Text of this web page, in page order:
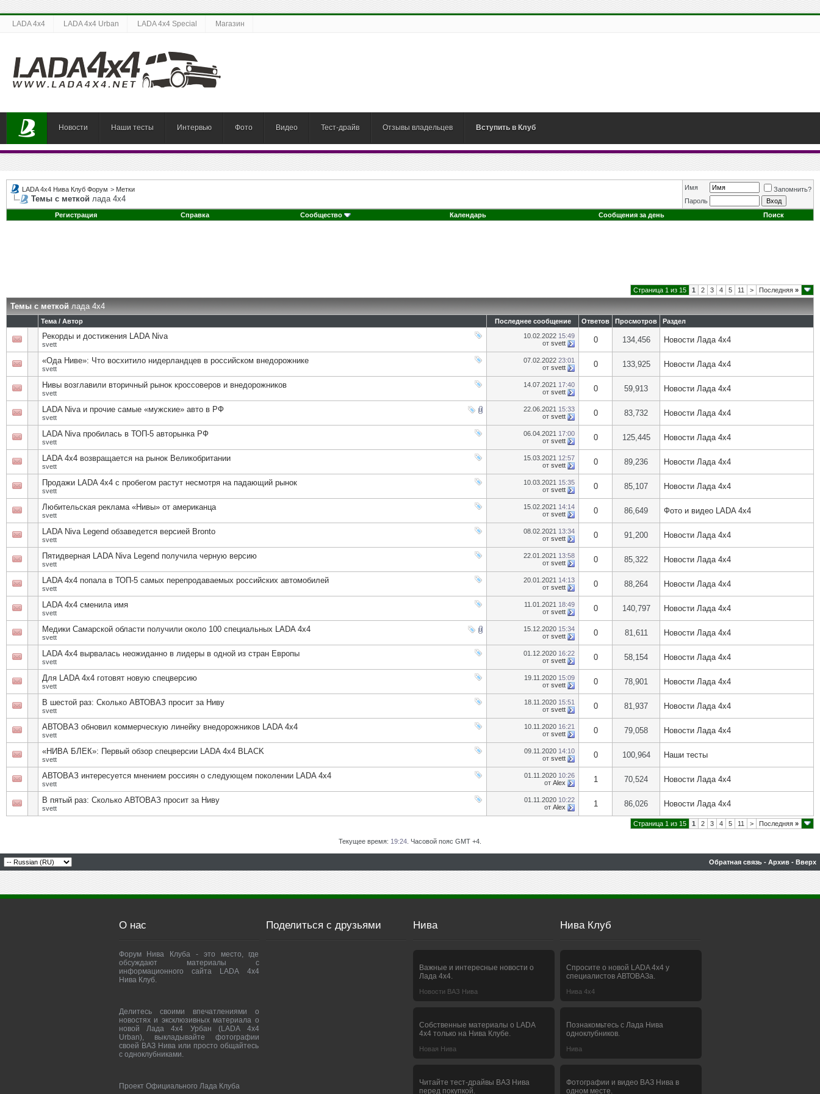
LADA 4x4 LADA 4x4 Urban LADA 4x4 Special Магазин
Новости Наши тесты Интервью Фото Видео Тест-драйв Отзывы владельцев Вступить в Клуб
LADA 4x4 Нива Клуб Форум > Метки
Темы с меткой лада 4х4
Имя
Запомнить?
Пароль
Регистрация
Справка Сообщество Календарь Сообщения за день Поиск
Страница 1 из 15 1 2 3 4 5 11 > Последняя »
Темы с меткойлада 4х4
Тема / Автор Последнее сообщение Ответов Просмотров Раздел
Рекорды и достижения LADA Niva
svett
10.02.2022 15:49
от svett 0 134,456 Новости Лада 4х4
«Ода Ниве»: Что восхитило нидерландцев в российском внедорожнике
svett
07.02.2022 23:01
от svett 0 133,925 Новости Лада 4х4
Нивы возглавили вторичный рынок кроссоверов и внедорожников
svett
14.07.2021 17:40
от svett 0 59,913 Новости Лада 4х4
LADA Niva и прочие самые «мужские» авто в РФ
svett
22.06.2021 15:33
от svett 0 83,732 Новости Лада 4х4
LADA Niva пробилась в ТОП-5 авторынка РФ
svett
06.04.2021 17:00
от svett 0 125,445 Новости Лада 4х4
LADA 4x4 возвращается на рынок Великобритании
svett
15.03.2021 12:57
от svett 0 89,236 Новости Лада 4х4
Продажи LADA 4х4 с пробегом растут несмотря на падающий рынок
svett
10.03.2021 15:35
от svett 0 85,107 Новости Лада 4х4
Любительская реклама «Нивы» от американца
svett
15.02.2021 14:14
от svett 0 86,649 Фото и видео LADA 4x4
LADA Niva Legend обзаведется версией Bronto
svett
08.02.2021 13:34
от svett 0 91,200 Новости Лада 4х4
Пятидверная LADA Niva Legend получила черную версию
svett
22.01.2021 13:58
от svett 0 85,322 Новости Лада 4х4
LADA 4х4 попала в ТОП-5 самых перепродаваемых российских автомобилей
svett
20.01.2021 14:13
от svett 0 88,264 Новости Лада 4х4
LADA 4x4 сменила имя
svett
11.01.2021 18:49
от svett 0 140,797 Новости Лада 4х4
Медики Самарской области получили около 100 специальных LADA 4х4
svett
15.12.2020 15:34
от svett 0 81,611 Новости Лада 4х4
LADA 4х4 вырвалась неожиданно в лидеры в одной из стран Европы
svett
01.12.2020 16:22
от svett 0 58,154 Новости Лада 4х4
Для LADA 4x4 готовят новую спецверсию
svett
19.11.2020 15:09
от svett 0 78,901 Новости Лада 4х4
В шестой раз: Сколько АВТОВАЗ просит за Ниву
svett
18.11.2020 15:51
от svett 0 81,937 Новости Лада 4х4
АВТОВАЗ обновил коммерческую линейку внедорожников LADA 4x4
svett
10.11.2020 16:21
от svett 0 79,058 Новости Лада 4х4
«НИВА БЛЕК»: Первый обзор спецверсии LADA 4х4 BLACK
svett
09.11.2020 14:10
от svett 0 100,964 Наши тесты
АВТОВАЗ интересуется мнением россиян о следующем поколении LADA 4х4
svett
01.11.2020 10:26
от Alex 1 70,524 Новости Лада 4х4
В пятый раз: Сколько АВТОВАЗ просит за Ниву
svett
01.11.2020 10:22
от Alex 1 86,026 Новости Лада 4х4
Страница 1 из 15 1 2 3 4 5 11 > Последняя »
Текущее время: 19:24 . Часовой пояс GMT +4.
Обратная связь - Архив - Вверх
О нас
Форум Нива Клуба - это место, где
обсуждают материалы с
информационного сайта LADA 4x4
Нива Клуб.
Делитесь своими впечатлениями о
новостях и эксклюзивных материала о
новой Лада 4х4 Урбан (LADA 4x4
Urban), выкладывайте фотографии
своей ВАЗ Нива или просто общайтесь
с одноклубниками.
Проект Официального Лада Клуба
Поделиться с друзьями Нива
Важные и интересные новости о
Лада 4х4.
Новости ВАЗ Нива
Собственные материалы о LADA
4x4 только на Нива Клубе.
Новая Нива
Читайте тест-драйвы ВАЗ Нива
перед покупкой.
Нива Клуб
Спросите о новой LADA 4x4 у
специалистов АВТОВАЗа.
Нива 4х4
Познакомьтесь с Лада Нива
одноклубников.
Нива
Фотографии и видео ВАЗ Нива в
одном месте.